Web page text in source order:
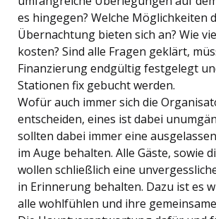
es hingegen? Welche Möglichkeiten
Übernachtung bieten sich an? Wie
kosten? Sind alle Fragen geklärt,
Finanzierung endgültig festgelegt
Stationen fix gebucht werden.
Wofür auch immer sich die
entscheiden, eines ist dabei
sollten dabei immer eine
im Auge behalten. Alle Gäste, sowie
wollen schließlich eine
in Erinnerung behalten. Dazu ist es
alle wohlfühlen und ihre